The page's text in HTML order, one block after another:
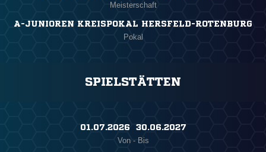
Meisterschaft
A-JUNIOREN KREISPOKAL HERSFELD-ROTENBURG
Pokal
SPIELSTÄTTEN
01.07.2026 ​ 30.06.2027
Von - Bis